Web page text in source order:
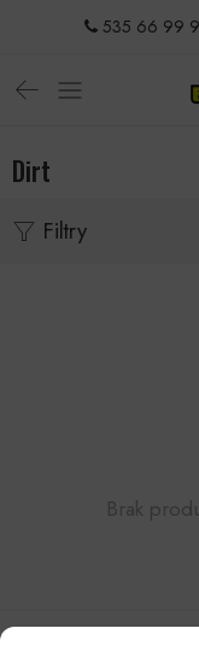
535 66 99
Dirt
Filtry
Brak